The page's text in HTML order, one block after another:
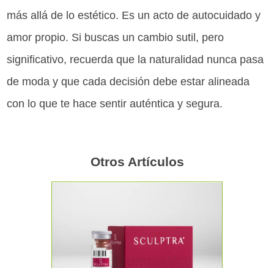
más allá de lo estético. Es un acto de autocuidado y
amor propio. Si buscas un cambio sutil, pero
significativo, recuerda que la naturalidad nunca pasa
de moda y que cada decisión debe estar alineada
con lo que te hace sentir auténtica y segura.
Otros Artículos